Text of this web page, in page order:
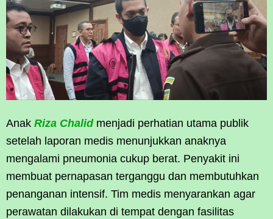
Anak Riza Chalidmenjadi perhatian utama publik
setelah laporan medis menunjukkan anaknya
mengalami pneumonia cukup berat. Penyakit ini
membuat pernapasan terganggu dan membutuhkan
penanganan intensif. Tim medis menyarankan agar
perawatan dilakukan di tempat dengan fasilitas